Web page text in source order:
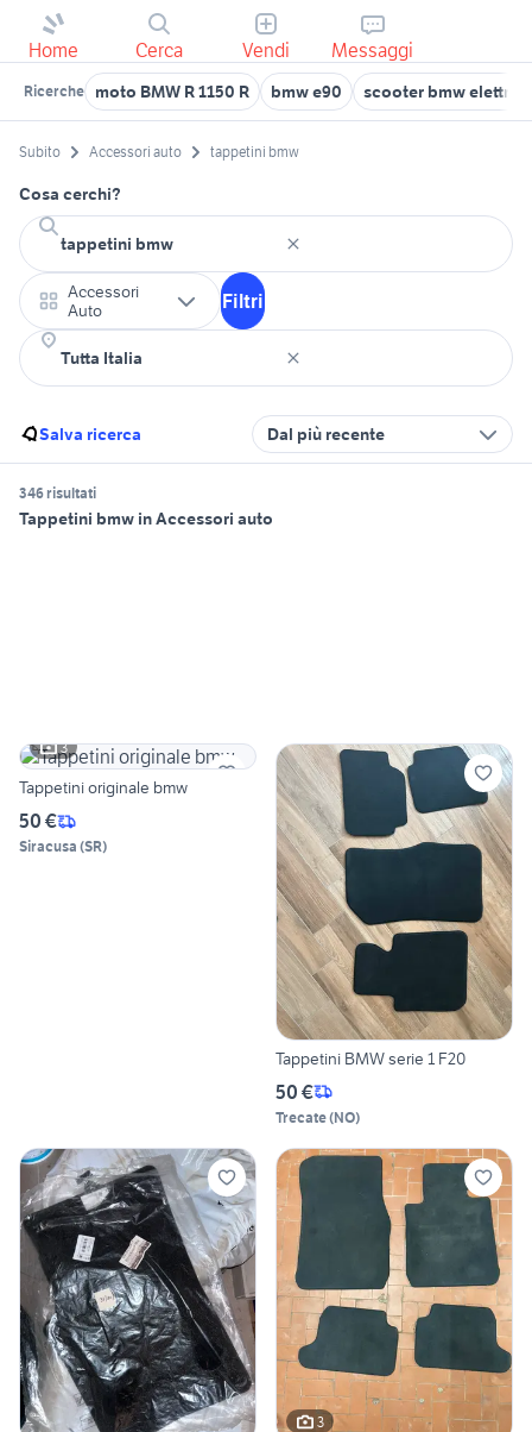
Home Cerca Vendi Messaggi
Ricerche moto BMW R 1150 R bmw e90 scooter bmw
Subito Accessori auto tappetini bmw
Cosa cerchi?
Accessori
Auto
Filtri
Salva ricerca Dal più recente
346 risultati
Tappetini bmw in Accessori auto
3
Tappetini originale bmw
50 €
Siracusa (SR)
Tappetini BMW serie 1 F20
50 €
Trecate(NO)
3